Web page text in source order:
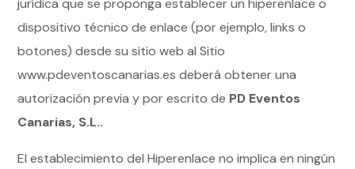
jurídica que se proponga establecer un hiperenlace o
dispositivo técnico de enlace (por ejemplo, links o
botones) desde su sitio web al Sitio
www.pdeventoscanarias.es deberá obtener una
autorización previa y por escrito de PD Eventos
Canarias, S.L..
El establecimiento del Hiperenlace no implica en ningún